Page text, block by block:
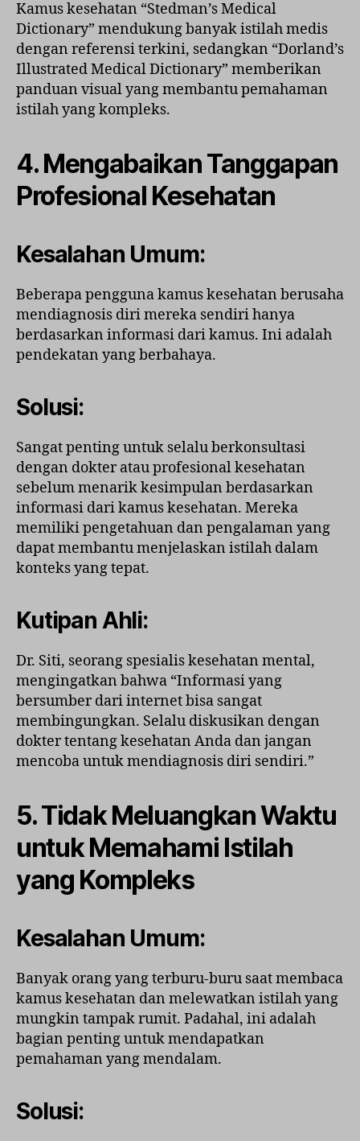
Kamus kesehatan “Stedman’s Medical
Dictionary” mendukung banyak istilah medis
dengan referensi terkini, sedangkan “Dorland’s
Illustrated Medical Dictionary” memberikan
panduan visual yang membantu pemahaman
istilah yang kompleks.
4. Mengabaikan Tanggapan
Profesional Kesehatan
Kesalahan Umum:
Beberapa pengguna kamus kesehatan berusaha
mendiagnosis diri mereka sendiri hanya
berdasarkan informasi dari kamus. Ini adalah
pendekatan yang berbahaya.
Solusi:
Sangat penting untuk selalu berkonsultasi
dengan dokter atau profesional kesehatan
sebelum menarik kesimpulan berdasarkan
informasi dari kamus kesehatan. Mereka
memiliki pengetahuan dan pengalaman yang
dapat membantu menjelaskan istilah dalam
konteks yang tepat.
Kutipan Ahli:
Dr. Siti, seorang spesialis kesehatan mental,
mengingatkan bahwa “Informasi yang
bersumber dari internet bisa sangat
membingungkan. Selalu diskusikan dengan
dokter tentang kesehatan Anda dan jangan
mencoba untuk mendiagnosis diri sendiri.”
5. Tidak Meluangkan Waktu
untuk Memahami Istilah
yang Kompleks
Kesalahan Umum:
Banyak orang yang terburu-buru saat membaca
kamus kesehatan dan melewatkan istilah yang
mungkin tampak rumit. Padahal, ini adalah
bagian penting untuk mendapatkan
pemahaman yang mendalam.
Solusi: